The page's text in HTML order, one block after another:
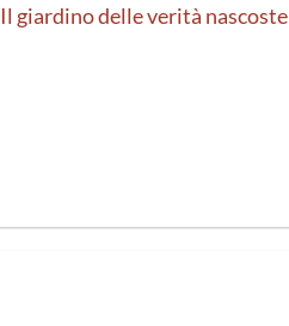
Il giardino delle verità nascoste